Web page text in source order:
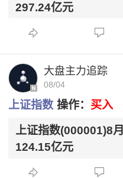
297.24亿元
大盘主力追踪
08/04
上证指数 操作： 买入
上证指数(000001)8
124.15亿元